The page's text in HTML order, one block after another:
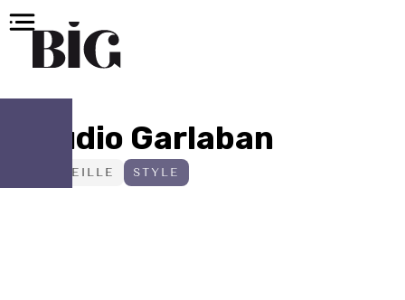
Studio Garlaban
MARSEILLE STYLE